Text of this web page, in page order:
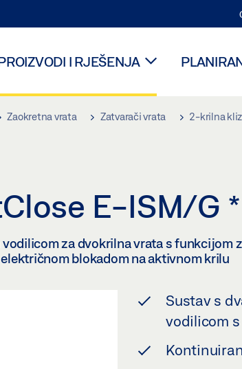
I RJEŠENJA
Zaokretna vrata Zatvarači vrata 2-krilna
E-ISM/G *
za dvokrilna vrata s funkcijom
blokadom na aktivnom krilu
Sustav s
vodilicom